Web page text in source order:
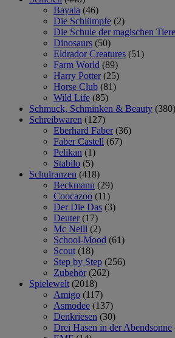
Bayala (46)
Die Schlümpfe (2)
Die Schule der magischen Tiere
Dinosaurs (50)
Eldrador Creatures (51)
Farm World (89)
Harry Potter (25)
Horse Club (81)
Wild Life (85)
Schmuck, Schminken & Beauty (380)
Schreibwaren (127)
Eberhard Faber (36)
Faber Castell (67)
Pelikan (1)
Stabilo (5)
Schulranzen (418)
Beckmann (29)
Coocazoo (11)
Der Die Das (3)
Deuter (17)
Mc Neill (2)
School-Mood (61)
Scout (18)
Step by Step (256)
Zubehör (262)
Spielewelt (2018)
Amigo (117)
Asmodee (137)
Denkriesen (30)
Drei Hasen in der Abendsonne